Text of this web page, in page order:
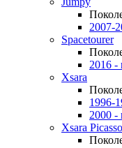
2007-
Spacetourer
2016 -
Xsara
1996-
2000 -
Xsara Picasso